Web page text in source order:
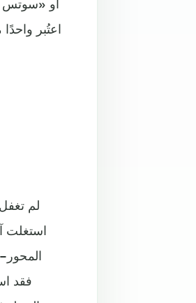
اعتُبر
لم
استغلت
المحور
فقد